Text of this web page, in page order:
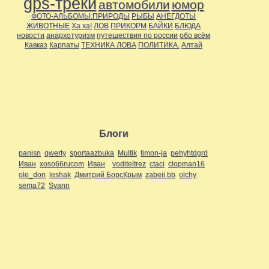
gps-треки автомобили юмор
ФОТО-АЛЬБОМЫ:ПРИРОДЫ РЫБЫ АНЕГДОТЫ
ЖИВОТНЫЕ Ха ха! ЛОВ ПРИКОРМ БАЙКИ БЛЮДА
новости анархотуризм путешествия по россии обо всём
Кавказ Карпаты ТЕХНИКА ЛОВА ПОЛИТИКА. Алтай
Блоги
panisn qwerty sportaazbuka Multik timon-ja pehyhtdgrd
Иван xoso66rucom Иван voditeltrez ctaci clopman16
ole_don leshak Дмитрий БорсКрым zabeii bb olchy
sema72 Svann